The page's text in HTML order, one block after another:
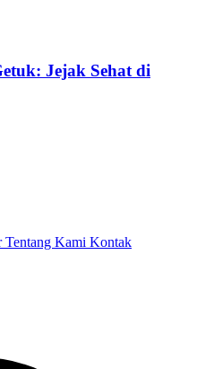
Jejak Sehat di
Tentang Kami Kontak